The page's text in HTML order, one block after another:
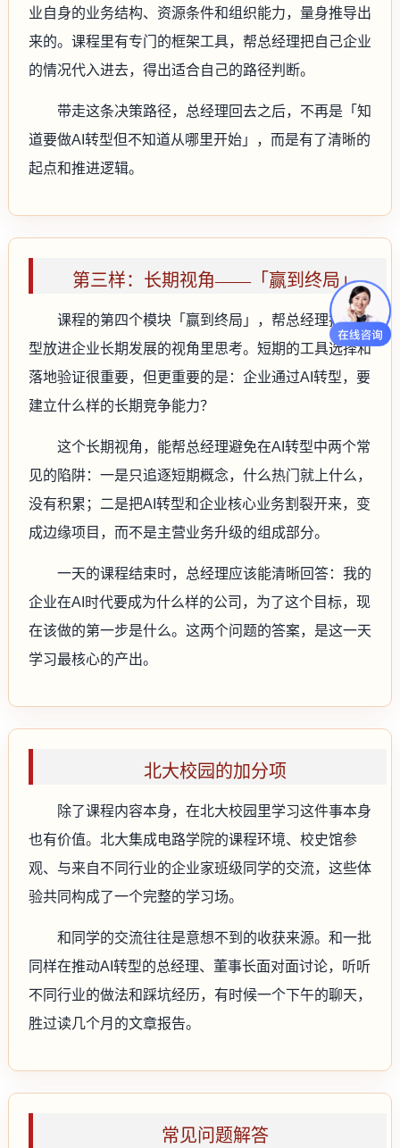
业自身的业务结构、资源条件和组织能力，量身推导出
来的。课程里有专门的框架工具，帮总经理把自己企业
的情况代入进去，得出适合自己的路径判断。
带走这条决策路径，总经理回去之后，不再是「知
道要做AI转型但不知道从哪里开始」，而是有了清晰的
起点和推进逻辑。
第三样：长期视角——「赢到终局」
课程的第四个模块「赢到终局」，帮总经理把AI转
型放进企业长期发展的视角里思考。短期的工具选择和
落地验证很重要，但更重要的是：企业通过AI转型，要
建立什么样的长期竞争能力？
这个长期视角，能帮总经理避免在AI转型中两个常
见的陷阱：一是只追逐短期概念，什么热门就上什么，
没有积累；二是把AI转型和企业核心业务割裂开来，变
成边缘项目，而不是主营业务升级的组成部分。
一天的课程结束时，总经理应该能清晰回答：我的
企业在AI时代要成为什么样的公司，为了这个目标，现
在该做的第一步是什么。这两个问题的答案，是这一天
学习最核心的产出。
北大校园的加分项
除了课程内容本身，在北大校园里学习这件事本身
也有价值。北大集成电路学院的课程环境、校史馆参
观、与来自不同行业的企业家班级同学的交流，这些体
验共同构成了一个完整的学习场。
和同学的交流往往是意想不到的收获来源。和一批
同样在推动AI转型的总经理、董事长面对面讨论，听听
不同行业的做法和踩坑经历，有时候一个下午的聊天，
胜过读几个月的文章报告。
常见问题解答